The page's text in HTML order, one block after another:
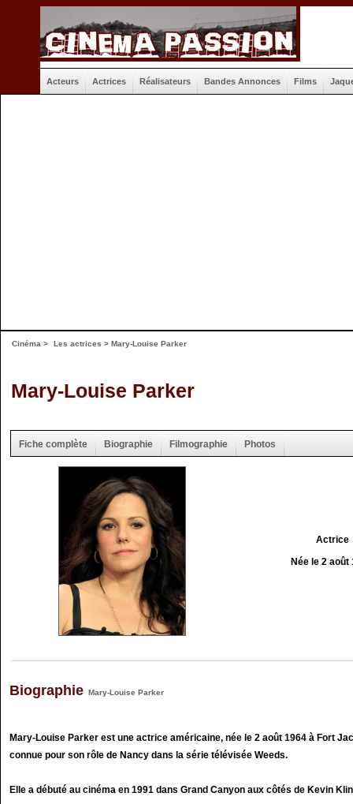
Acteurs Actrices Réalisateurs Bandes Annonces Films
Cinéma > Les actrices > Mary-Louise Parker
Mary-Louise Parker
Fiche complète Biographie Filmographie Photos
Actrice
Née le 2 août
Biographie Mary-Louise Parker
Mary-Louise Parker est une actrice américaine, née le 2 août 1964 à Fort
connue pour son rôle de Nancy dans la série télévisée Weeds.
Elle a débuté au cinéma en 1991 dans Grand Canyon aux côtés de Kevin